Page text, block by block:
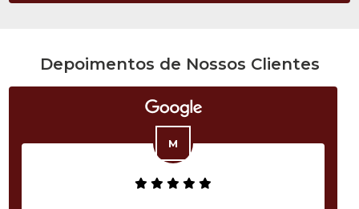
Depoimentos de Nossos Clientes